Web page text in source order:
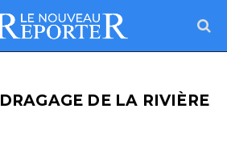
DRAGAGE DE LA RIVIÈRE